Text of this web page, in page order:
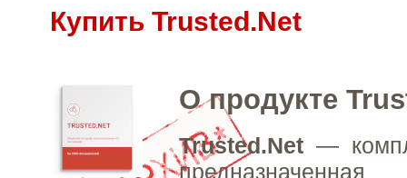
Купить Trusted.Net
О продукте
Trusted.Net —